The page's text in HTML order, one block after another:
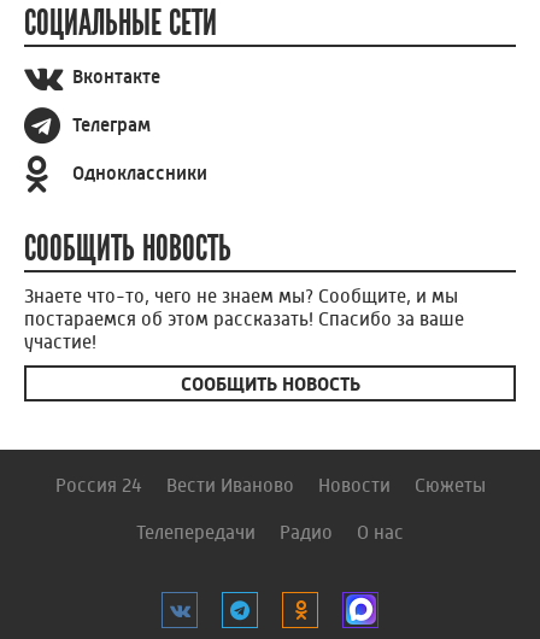
СОЦИАЛЬНЫЕ СЕТИ
Вконтакте
Телеграм
Одноклассники
СООБЩИТЬ НОВОСТЬ
Знаете что-то, чего не знаем мы? Сообщите, и мы
постараемся об этом рассказать! Спасибо за ваше
участие!
СООБЩИТЬ НОВОСТЬ
Россия 24 Вести Иваново Новости Сюжеты
Телепередачи Радио О нас